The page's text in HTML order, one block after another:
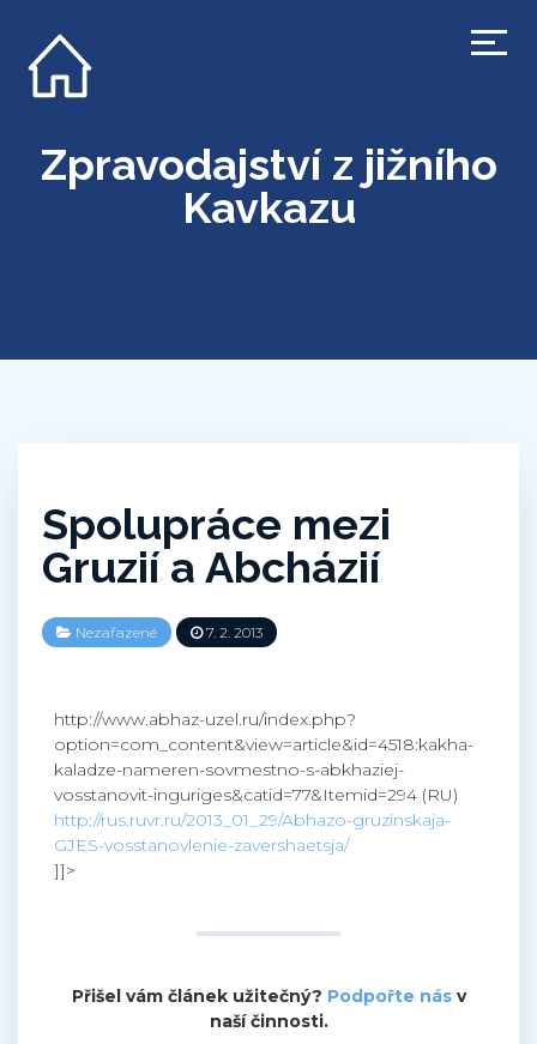
Zpravodajství z jižního
Kavkazu
Spolupráce mezi
Gruzií a Abcházií
Nezařazené 7. 2. 2013
http://www.abhaz-uzel.ru/index.php?
option=com_content&view=article&id=4518:kakha-
kaladze-nameren-sovmestno-s-abkhaziej-
vosstanovit-inguriges&catid=77&Itemid=294 (RU)
http://rus.ruvr.ru/2013_01_29/Abhazo-gruzinskaja-
GJES-vosstanovlenie-zavershaetsja/
]]>
Přišel vám článek užitečný? Podpořte násv
naší činnosti.